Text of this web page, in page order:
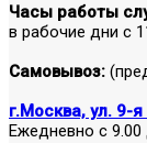
Часы работы
в рабочие дни с
Самовывоз:
г.Москва, ул. 9-
Ежедневно с 9.00